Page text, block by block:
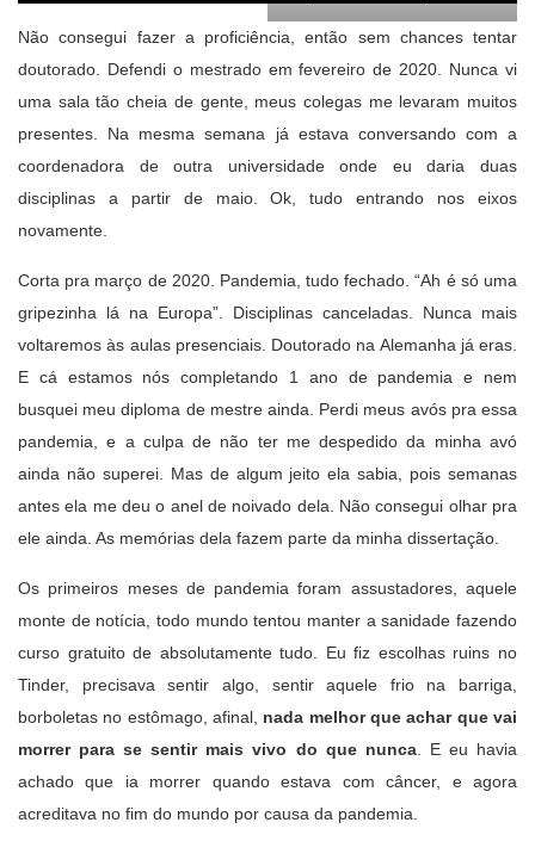
Não consegui fazer a proficiência, então sem chances tentar
doutorado. Defendi o mestrado em fevereiro de 2020. Nunca vi
uma sala tão cheia de gente, meus colegas me levaram muitos
presentes. Na mesma semana já estava conversando com a
coordenadora de outra universidade onde eu daria duas
disciplinas a partir de maio. Ok, tudo entrando nos eixos
novamente.
Corta pra março de 2020. Pandemia, tudo fechado. “Ah é só uma
gripezinha lá na Europa”. Disciplinas canceladas. Nunca mais
voltaremos às aulas presenciais. Doutorado na Alemanha já eras.
E cá estamos nós completando 1 ano de pandemia e nem
busquei meu diploma de mestre ainda. Perdi meus avós pra essa
pandemia, e a culpa de não ter me despedido da minha avó
ainda não superei. Mas de algum jeito ela sabia, pois semanas
antes ela me deu o anel de noivado dela. Não consegui olhar pra
ele ainda. As memórias dela fazem parte da minha dissertação.
Os primeiros meses de pandemia foram assustadores, aquele
monte de notícia, todo mundo tentou manter a sanidade fazendo
curso gratuito de absolutamente tudo. Eu fiz escolhas ruins no
Tinder, precisava sentir algo, sentir aquele frio na barriga,
borboletas no estômago, afinal, nada melhor que achar que vai
morrer para se sentir mais vivo do que nunca. E eu havia
achado que ia morrer quando estava com câncer, e agora
acreditava no fim do mundo por causa da pandemia.